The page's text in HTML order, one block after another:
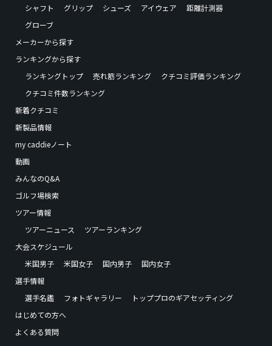
シャフト
グリップ シューズ アイウェア
距離計測器
グローブ
メーカーから探す
ランキングから探す
ランキングトップ
売れ筋ランキング
クチコミ評価ランキング
クチコミ件数ランキング
新着クチコミ
新製品情報
my caddieノート
動画
みんなのQ&A
ゴルフ場検索
ツアー情報
ツアーニュース
ツアーランキング
大会スケジュール
米国男子
米国女子 国内男子
国内女子
選手情報
選手名鑑
フォトギャラリー
トッププロのギアセッティング
はじめての方へ
よくある質問